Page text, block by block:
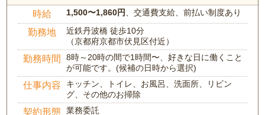
時給 1,500〜1,860円 、交通費支給、前払い制度あり
勤務地
近鉄丹波橋 徒歩10分
（京都府京都市伏見区付近）
勤務時間
8時～20時の間で1時間〜、好きな日に働くこと
が可能です。(候補の日時から選択)
仕事内容
キッチン、トイレ、お風呂、洗面所、リビン
グ、その他のお掃除
契約形態 業務委託